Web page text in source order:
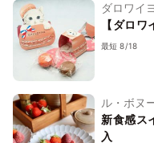
ダロワイヨ
【ダロ
最短 8/18
ル・ボヌ
新食感ス
入